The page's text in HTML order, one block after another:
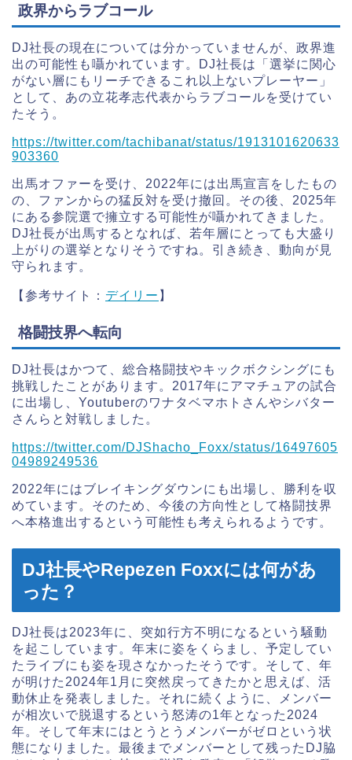
政界からラブコール
DJ社長の現在については分かっていませんが、政界進
出の可能性も囁かれています。DJ社長は「選挙に関心
がない層にもリーチできるこれ以上ないプレーヤー」
として、あの立花孝志代表からラブコールを受けてい
たそう。
https://twitter.com/tachibanat/status/1913101620633
903360
出馬オファーを受け、2022年には出馬宣言をしたもの
の、ファンからの猛反対を受け撤回。その後、2025年
にある参院選で擁立する可能性が囁かれてきました。
DJ社長が出馬するとなれば、若年層にとっても大盛り
上がりの選挙となりそうですね。引き続き、動向が見
守られます。
【参考サイト： デイリー 】
格闘技界へ転向
DJ社長はかつて、総合格闘技やキックボクシングにも
挑戦したことがあります。2017年にアマチュアの試合
に出場し、Youtuberのワナタベマホトさんやシバター
さんらと対戦しました。
https://twitter.com/DJShacho_Foxx/status/16497605
04989249536
2022年にはブレイキングダウンにも出場し、勝利を収
めています。そのため、今後の方向性として格闘技界
へ本格進出するという可能性も考えられるようです。
DJ社長やRepezen Foxxには何があ
った？
DJ社長は2023年に、突如行方不明になるという騒動
を起こしています。年末に姿をくらまし、予定してい
たライブにも姿を現さなかったそうです。そして、年
が明けた2024年1月に突然戻ってきたかと思えば、活
動休止を発表しました。それに続くように、メンバー
が相次いで脱退するという怒涛の1年となった2024
年。そして年末にはとうとうメンバーがゼロという状
態になりました。最後までメンバーとして残ったDJ脇